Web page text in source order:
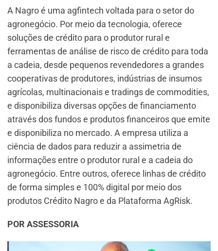
A Nagro é uma agfintech voltada para o setor do
agronegócio. Por meio da tecnologia, oferece
soluções de crédito para o produtor rural e
ferramentas de análise de risco de crédito para toda
a cadeia, desde pequenos revendedores a grandes
cooperativas de produtores, indústrias de insumos
agrícolas, multinacionais e tradings de commodities,
e disponibiliza diversas opções de financiamento
através dos fundos e produtos financeiros que emite
e disponibiliza no mercado. A empresa utiliza a
ciência de dados para reduzir a assimetria de
informações entre o produtor rural e a cadeia do
agronegócio. Entre outros, oferece linhas de crédito
de forma simples e 100% digital por meio dos
produtos Crédito Nagro e da Plataforma AgRisk.
POR ASSESSORIA